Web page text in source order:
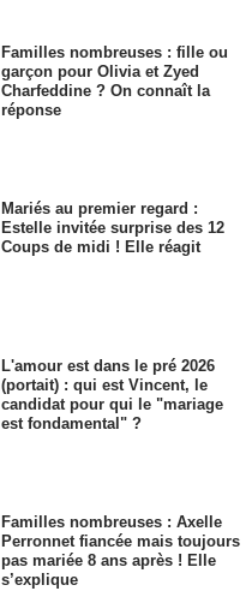
Familles nombreuses : fille ou
garçon pour Olivia et Zyed
Charfeddine ? On connaît la
réponse
Mariés au premier regard :
Estelle invitée surprise des 12
Coups de midi ! Elle réagit
L'amour est dans le pré 2026
(portait) : qui est Vincent, le
candidat pour qui le "mariage
est fondamental" ?
Familles nombreuses : Axelle
Perronnet fiancée mais toujours
pas mariée 8 ans après ! Elle
s’explique